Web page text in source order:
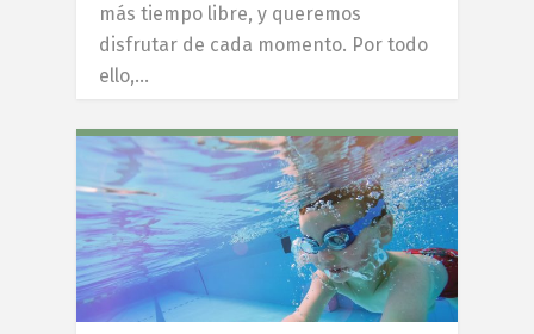
más tiempo libre, y queremos
disfrutar de cada momento. Por todo
ello,…
4